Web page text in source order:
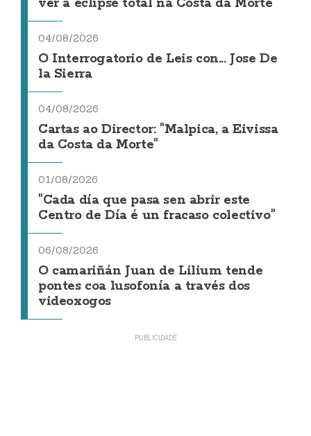
ver a eclipse total na Costa da Morte
04/08/2026
O Interrogatorio de Leis con... Jose De
la Sierra
04/08/2026
Cartas ao Director: "Malpica, a Eivissa
da Costa da Morte"
01/08/2026
"Cada día que pasa sen abrir este
Centro de Día é un fracaso colectivo"
06/08/2026
O camariñán Juan de Lilium tende
pontes coa lusofonía a través dos
videoxogos